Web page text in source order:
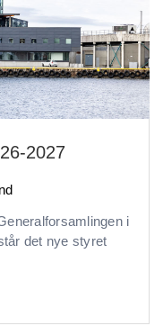
2027
i
det nye styret